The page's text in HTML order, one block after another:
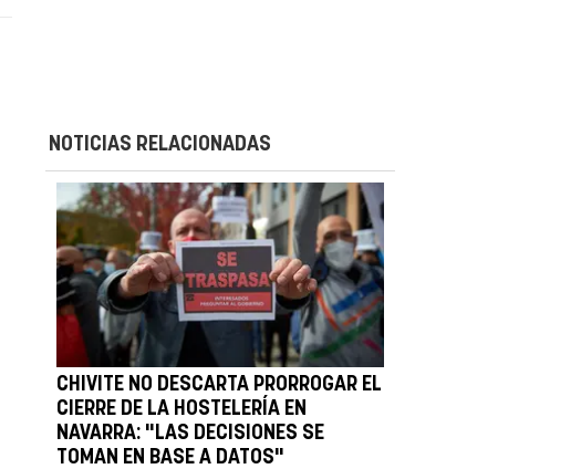
NOTICIAS RELACIONADAS
CHIVITE NO DESCARTA PRORROGAR EL
CIERRE DE LA HOSTELERÍA EN
NAVARRA: "LAS DECISIONES SE
TOMAN EN BASE A DATOS"